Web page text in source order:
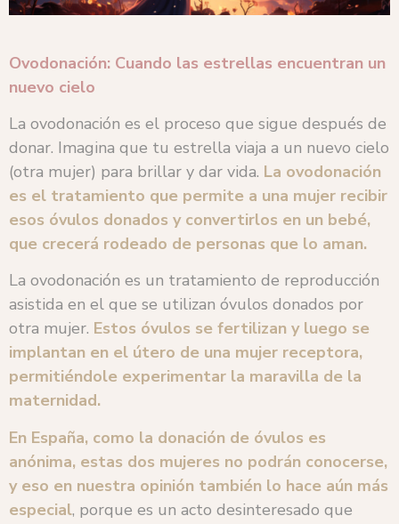
Ovodonación: Cuando las estrellas encuentran un
nuevo cielo
La ovodonación es el proceso que sigue después de
donar. Imagina que tu estrella viaja a un nuevo cielo
(otra mujer) para brillar y dar vida. La ovodonación
es el tratamiento que permite a una mujer recibir
esos óvulos donados y convertirlos en un bebé,
que crecerá rodeado de personas que lo aman.
La ovodonación es un tratamiento de reproducción
asistida en el que se utilizan óvulos donados por
otra mujer. Estos óvulos se fertilizan y luego se
implantan en el útero de una mujer receptora,
permitiéndole experimentar la maravilla de la
maternidad.
En España, como la donación de óvulos es
anónima, estas dos mujeres no podrán conocerse,
y eso en nuestra opinión también lo hace aún más
especial, porque es un acto desinteresado que